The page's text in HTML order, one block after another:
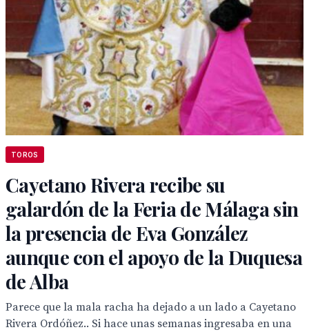
TOROS
Cayetano Rivera recibe su
galardón de la Feria de Málaga sin
la presencia de Eva González
aunque con el apoyo de la Duquesa
de Alba
Parece que la mala racha ha dejado a un lado a Cayetano
Rivera Ordóñez.. Si hace unas semanas ingresaba en una